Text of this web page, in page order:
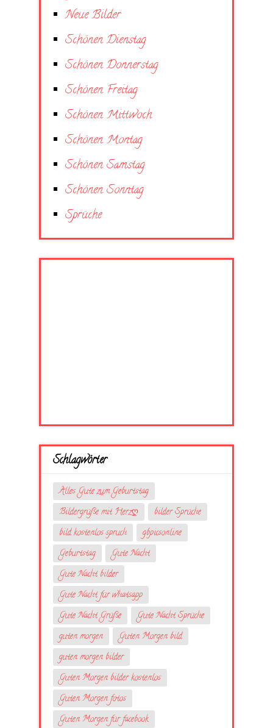
Neue Bilder
Schönen Dienstag
Schönen Donnerstag
Schönen Freitag
Schönen Mittwoch
Schönen Montag
Schönen Samstag
Schönen Sonntag
Sprüche
Schlagwörter
Alles Gute zum Geburtstag
Bildergrüße mit Herzღ
bilder Sprüche
bild kostenlos spruch
gbpicsonline
Geburtstag
Gute Nacht
Gute Nacht bilder
Gute Nacht für whatsapp
Gute Nacht Grüße
Gute Nacht Sprüche
guten morgen
Guten Morgen bild
guten morgen bilder
Guten Morgen bilder kostenlos
Guten Morgen fotos
Guten Morgen für facebook